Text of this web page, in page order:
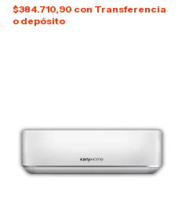
$384.710,90 con Transferencia
o depósito